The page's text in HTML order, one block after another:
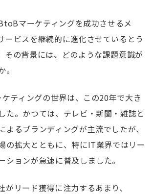
マーケティングを成功させるメ
ービスを継続的に進化させているとう
その背景には、どのような課題意識が
ケティングの世界は、この20年で大き
た。かつては、テレビ・新聞・雑誌と
よるブランディングが主流でしたが、
の拡大とともに、特にIT業界ではリー
ションが急速に普及しました。
がリード獲得に注力するあまり、